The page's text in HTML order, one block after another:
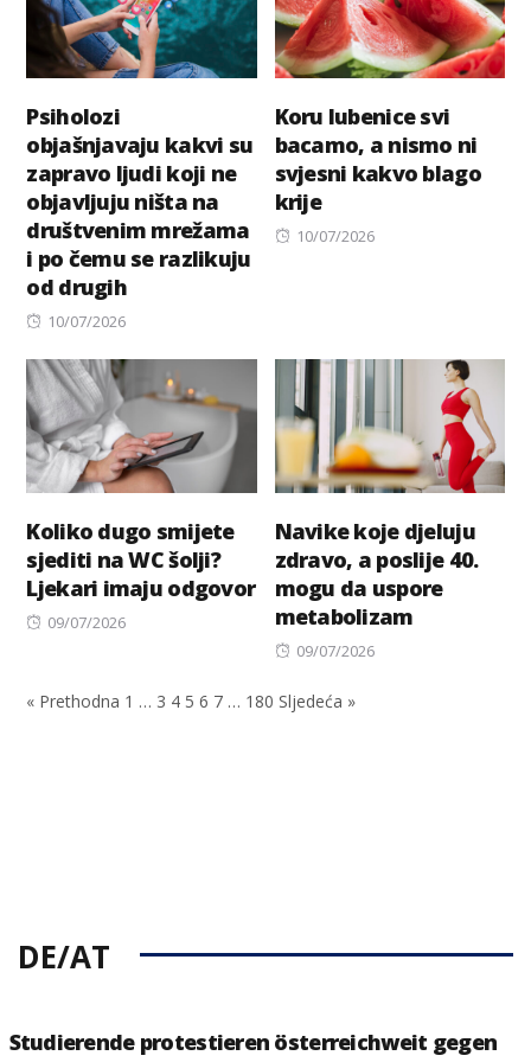
Psiholozi
objašnjavaju kakvi su
zapravo ljudi koji ne
objavljuju ništa na
društvenim mrežama
i po čemu se razlikuju
od drugih
Posted
10/07/2026
Koru lubenice svi
bacamo, a nismo ni
svjesni kakvo blago
krije
Posted
10/07/2026
Koliko dugo smijete
sjediti na WC šolji?
Ljekari imaju odgovor
Posted
09/07/2026
Navike koje djeluju
zdravo, a poslije 40.
mogu da uspore
metabolizam
Posted
09/07/2026
« Prethodna 1 … 3 4 5 6 7 … 180 Sljedeća »
DE/AT
Studierende protestieren österreichweit gegen